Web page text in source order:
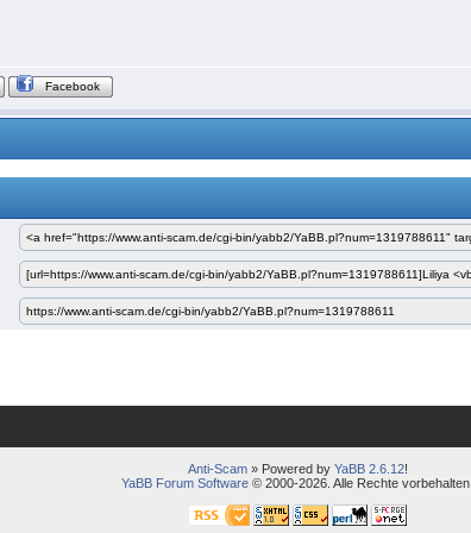
Facebook
Anti-Scam» Powered by YaBB 2.6.12!
YaBB Forum Software © 2000-2026. Alle Rechte vorbehalten.